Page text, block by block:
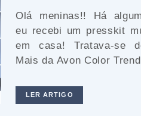
Olá meninas!! Há
eu recebi um presskit
em casa! Tratava-se
Mais da Avon Color
LER ARTIGO